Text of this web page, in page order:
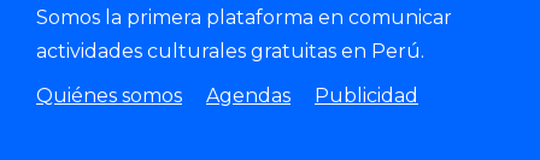
Somos la primera plataforma en comunicar
actividades culturales gratuitas en Perú.
Quiénes somos
Agendas Publicidad